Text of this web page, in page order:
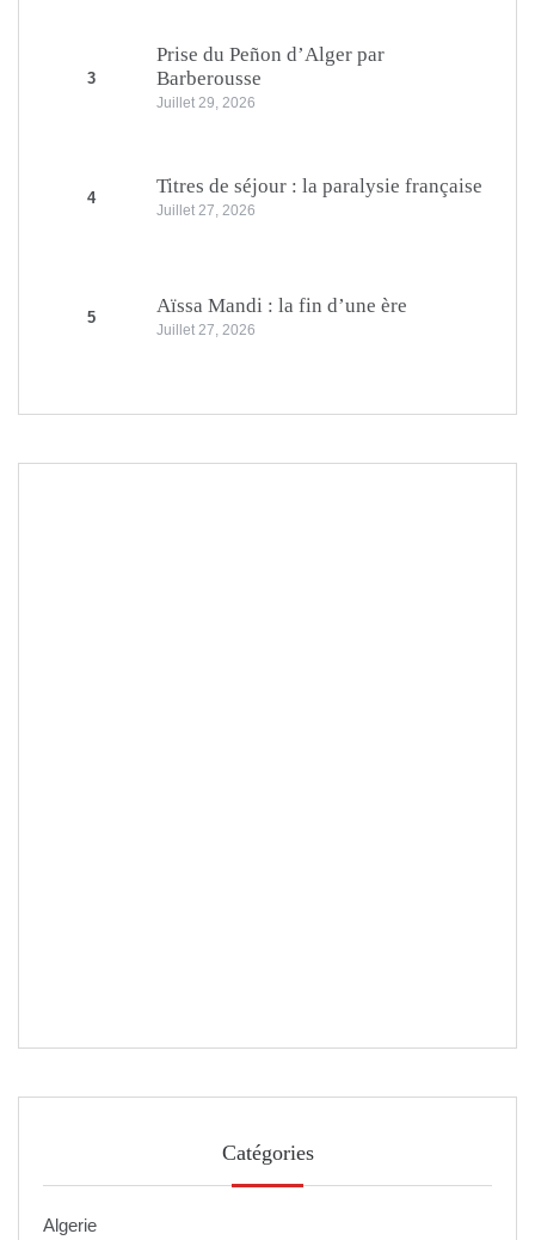
3
Prise du Peñon d’Alger par
Barberousse
Juillet 29, 2026
4
Titres de séjour : la paralysie française
Juillet 27, 2026
5
Aïssa Mandi : la fin d’une ère
Juillet 27, 2026
Catégories
Algerie